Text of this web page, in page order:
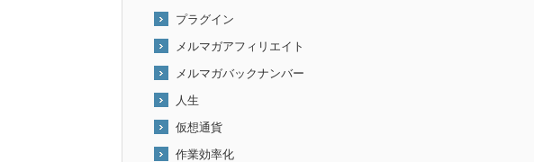
プラグイン
メルマガアフィリエイト
メルマガバックナンバー
人生
仮想通貨
作業効率化